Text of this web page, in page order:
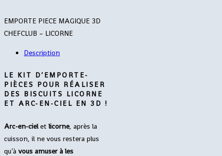
EMPORTE PIECE MAGIQUE 3D
CHEFCLUB – LICORNE
Description
LE KIT D’EMPORTE-
PIÈCES POUR RÉALISER
DES BISCUITS LICORNE
ET ARC-EN-CIEL EN 3D !
Arc-en-cielet licorne, après la
cuisson, il ne vous restera plus
qu’à vous amuser à les